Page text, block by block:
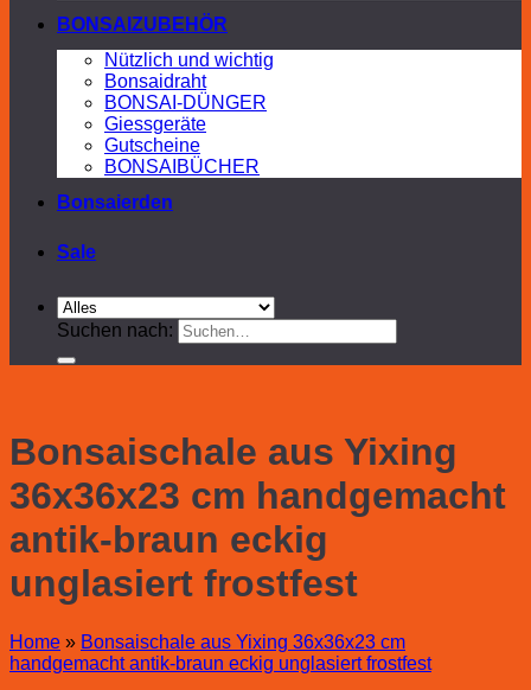
BONSAIZUBEHÖR
Nützlich und wichtig
Bonsaidraht
BONSAI-DÜNGER
Giessgeräte
Gutscheine
BONSAIBÜCHER
Bonsaierden
Sale
Suchen nach:
Bonsaischale aus Yixing
36x36x23 cm handgemacht
antik-braun eckig
unglasiert frostfest
Home » Bonsaischale aus Yixing 36x36x23 cm
handgemacht antik-braun eckig unglasiert frostfest